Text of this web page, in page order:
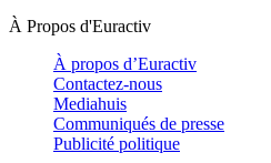
À Propos d'Euractiv
À propos d’Euractiv
Contactez-nous
Mediahuis
Communiqués de presse
Publicité politique